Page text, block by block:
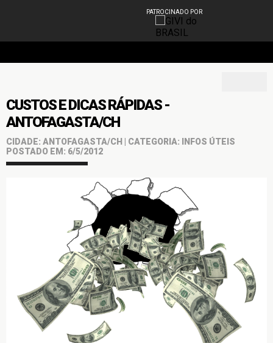
PATROCINADO POR
CUSTOS E DICAS RÁPIDAS -
ANTOFAGASTA/CH
CIDADE: ANTOFAGASTA/CH | CATEGORIA: INFOS ÚTEIS
POSTADO EM: 6/5/2012